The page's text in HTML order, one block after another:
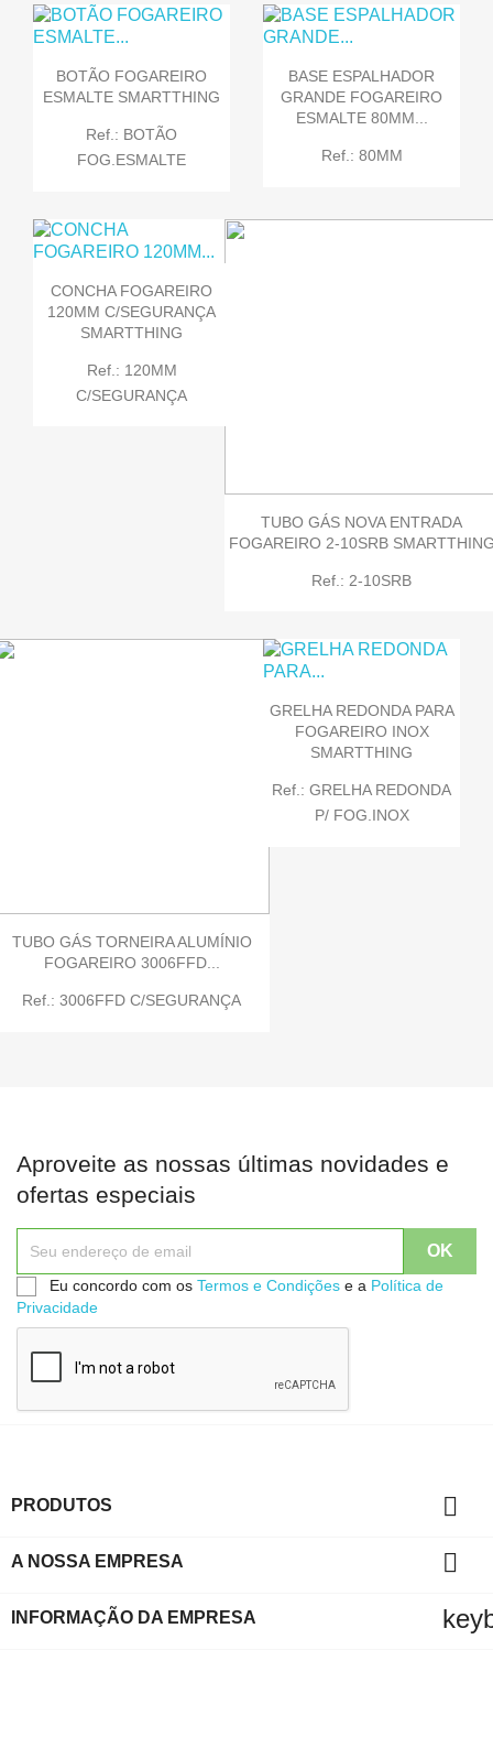
BOTÃO FOGAREIRO
ESMALTE SMARTTHING
Ref.: BOTÃO
FOG.ESMALTE
BASE ESPALHADOR
GRANDE FOGAREIRO
ESMALTE 80MM...
Ref.: 80MM
CONCHA FOGAREIRO
120MM C/SEGURANÇA
SMARTTHING
Ref.: 120MM
C/SEGURANÇA
TUBO GÁS NOVA ENTRADA
FOGAREIRO 2-10SRB
Ref.: 2-10SRB
TUBO GÁS TORNEIRA ALUMÍNIO
FOGAREIRO 3006FFD...
Ref.: 3006FFD C/SEGURANÇA
GRELHA REDONDA PARA
FOGAREIRO INOX
SMARTTHING
Ref.: GRELHA REDONDA
P/ FOG.INOX
Aproveite as nossas últimas novidades e
ofertas especiais
Eu concordo com os Termos e Condições e a Política de
Privacidade
PRODUTOS 
A NOSSA EMPRESA 
INFORMAÇÃO DA EMPRESA